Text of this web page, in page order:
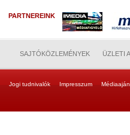
PARTNEREINK
SAJTÓKÖZLEMÉNYEK ÜZLETI
Jogi tudnivalók Impresszum